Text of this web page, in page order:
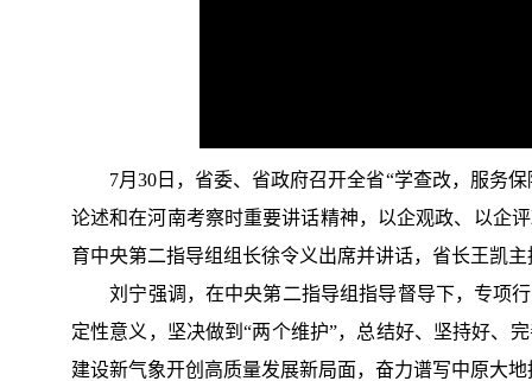
7月30日，省委、省政府召开全省“学查改，服务保
论述和在河南考察时重要讲话精神，以企观政、以企
育中央第二指导组组长徐令义出席并讲话，省长王凯
刘宁强调，在中央第二指导组指导督导下，专项行
定性意义，坚决做到“两个维护”，总结好、坚持好、
建设新气象开创高质量发展新局面，奋力谱写中原大